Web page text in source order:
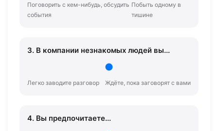
Поговорить с кем-нибудь, обсудить
события
Побыть одному в
тишине
3. В компании незнакомых людей вы...
Легко заводите разговор Ждёте, пока заговорят с вами
4. Вы предпочитаете...